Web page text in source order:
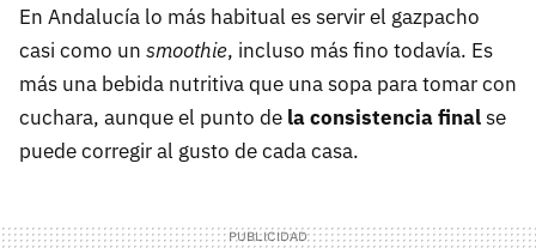
En Andalucía lo más habitual es servir el gazpacho
casi como un smoothie, incluso más fino todavía. Es
más una bebida nutritiva que una sopa para tomar con
cuchara, aunque el punto de la consistencia finalse
puede corregir al gusto de cada casa.